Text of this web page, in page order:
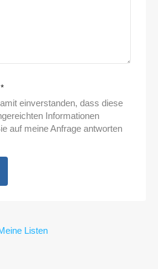
*
einverstanden, dass diese
Informationen
auf meine Anfrage antworten
Listen